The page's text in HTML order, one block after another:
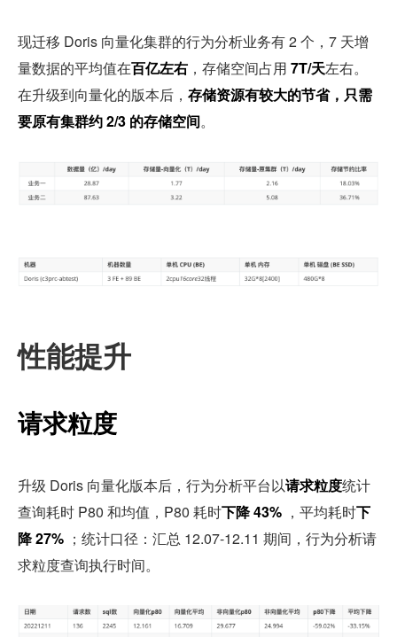
现迁移 Doris 向量化集群的行为分析业务有 2 个，7 天增
量数据的平均值在百亿左右 ，存储空间占用 7T/天左右。
在升级到向量化的版本后， 存储资源有较大的节省，只需
要原有集群约 2/3 的存储空间。
性能提升
请求粒度
升级 Doris 向量化版本后，行为分析平台以请求粒度统计
查询耗时 P80 和均值，P80 耗时下降 43% ，平均耗时下
降 27% ；统计口径：汇总 12.07-12.11 期间，行为分析请
求粒度查询执行时间。